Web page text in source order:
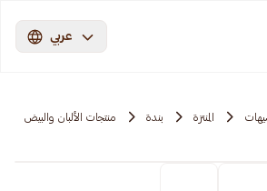
عربي
المنتزة بندة منتجات الألبان والبيض